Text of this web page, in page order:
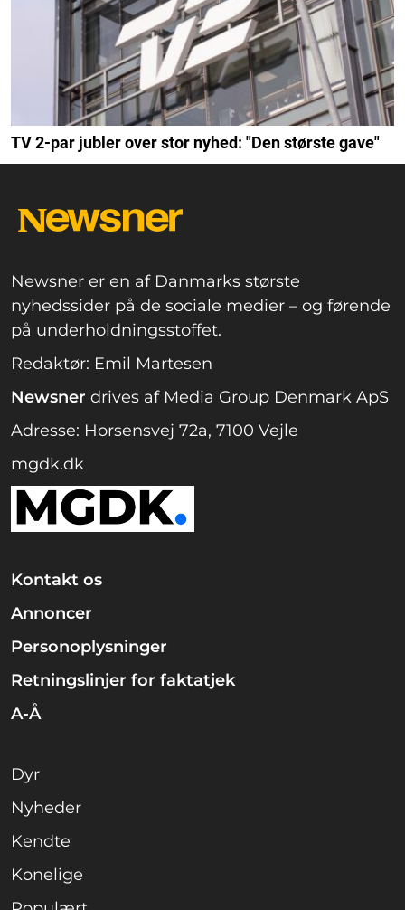
TV 2-par jubler over stor nyhed: "Den største gave"
Newsner er en af Danmarks største
nyhedssider på de sociale medier – og førende
på underholdningsstoffet.
Redaktør: Emil Martesen
Newsner drives af Media Group Denmark ApS
Adresse: Horsensvej 72a, 7100 Vejle
mgdk.dk
Kontakt os
Annoncer
Personoplysninger
Retningslinjer for faktatjek
A-Å
Dyr
Nyheder
Kendte
Konelige